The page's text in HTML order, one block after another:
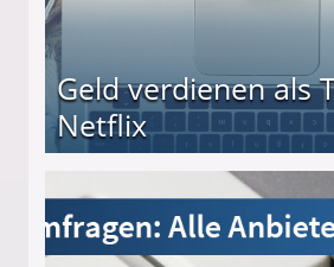
Geld verdienen als
Netflix